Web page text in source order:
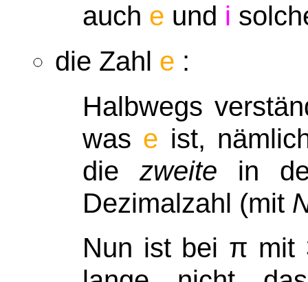
auch e und i
die Zahl e :
Halbwegs
was e ist,
die zweite in
Dezimalzahl (mit
Nun ist bei π mit